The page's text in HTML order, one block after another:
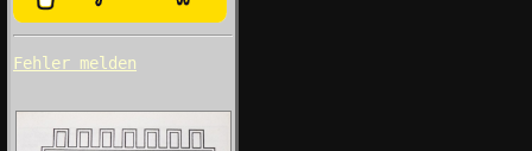
Fehler melden